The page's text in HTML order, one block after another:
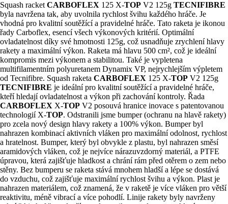
Squash racket CARBOFLEX 125 X-TOP V2 125g TECNIFIBRE
byla navržena tak, aby uvolnila rychlost švihu každého hráče. Je
vhodná pro kvalitní soutěžící a pravidelné hráče. Tato raketa je ikonou
řady Carboflex, esencí všech výkonových kritérií. Optimální
ovladatelnost díky své hmotnosti 125g, což usnadňuje zrychlení hlavy
rakety a maximální výkon. Raketa má hlavu 500 cm², což je ideální
kompromis mezi výkonem a stabilitou. Také je vypletena
multifilamentním polyuretanem Dynamix VP, nejrychlejším výpletem
od Tecnifibre. Squash raketa CARBOFLEX 125 X-TOP V2 125g
TECNIFIBRE je ideální pro kvalitní soutěžící a pravidelné hráče,
kteří hledají ovladatelnost a výkon při zachování kontroly. Řada
CARBOFLEX X-TOP V2 posouvá hranice inovace s patentovanou
technologií X-TOP. Odstranili jsme bumper (ochranu na hlavě rakety)
pro zcela nový design hlavy rakety a 100% výkon. Bumper byl
nahrazen kombinací aktivních vláken pro maximální odolnost, rychlost
a hratelnost. Bumper, který byl obvykle z plastu, byl nahrazen směsí
aramidových vláken, což je nejvíce nárazuvzdorný materiál, a PTFE
úpravou, která zajišťuje hladkost a chrání rám před otěrem o zem nebo
stěny. Bez bumperu se raketa stává mnohem hladší a lépe se dostává
do vzduchu, což zajišťuje maximální rychlost švihu a výkon. Plast je
nahrazen materiálem, což znamená, že v raketě je více vláken pro větší
reaktivitu, méně vibrací a více pohodlí. Linije rakety byly navrženy